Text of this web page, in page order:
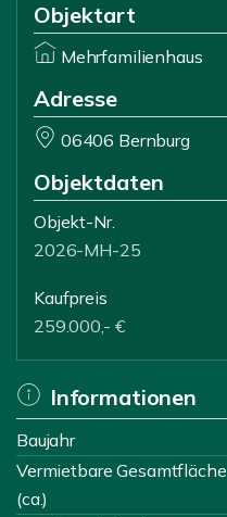
Objektart
Mehrfamilienhaus
Adresse
06406 Bernburg
Objektdaten
Objekt-Nr.
2026-MH-25
Kaufpreis
259.000,- €
Informationen
Baujahr
Vermietbare Gesamtfläche
(ca.)